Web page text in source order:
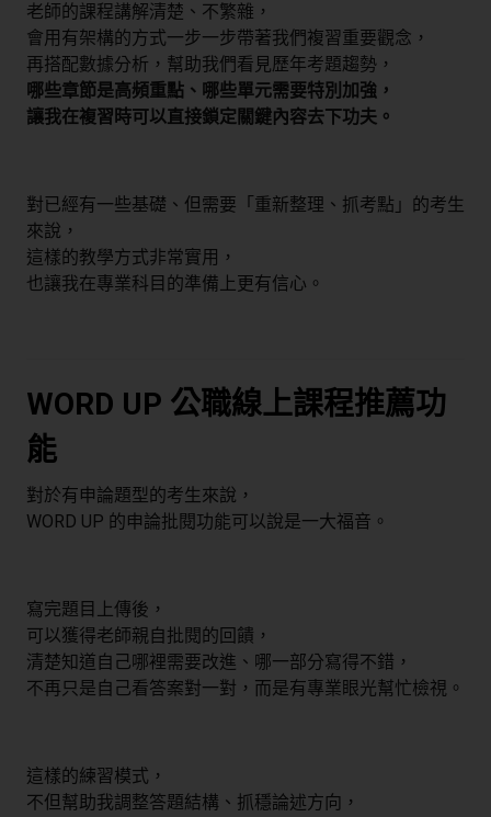
老師的課程講解清楚、不繁雜，
會用有架構的方式一步一步帶著我們複習重要觀念，
再搭配數據分析，幫助我們看見歷年考題趨勢，
哪些章節是高頻重點、哪些單元需要特別加強，
讓我在複習時可以直接鎖定關鍵內容去下功夫。
對已經有一些基礎、但需要「重新整理、抓考點」的考生
來說，
這樣的教學方式非常實用，
也讓我在專業科目的準備上更有信心。
WORD UP 公職線上課程推薦功
能
對於有申論題型的考生來說，
WORD UP 的申論批閱功能可以說是一大福音。
寫完題目上傳後，
可以獲得老師親自批閱的回饋，
清楚知道自己哪裡需要改進、哪一部分寫得不錯，
不再只是自己看答案對一對，而是有專業眼光幫忙檢視。
這樣的練習模式，
不但幫助我調整答題結構、抓穩論述方向，